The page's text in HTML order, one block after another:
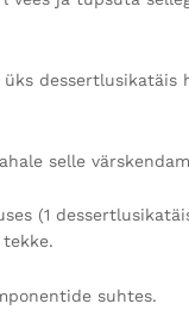
selle
(1
suhtes.